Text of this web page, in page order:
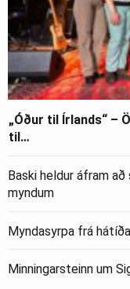
„Óður til Írlands“ –
til…
Baski heldur áfram
myndum
Myndasyrpa frá
Minningarsteinn um